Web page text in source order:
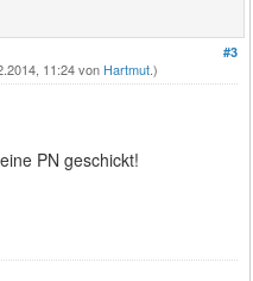
#3
11:24 von Hartmut.)
PN geschickt!